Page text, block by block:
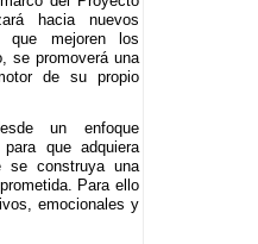
hacia nuevos
que mejoren los
se promoverá una
de su propio
un enfoque
que adquiera
se construya una
Para ello
emocionales y